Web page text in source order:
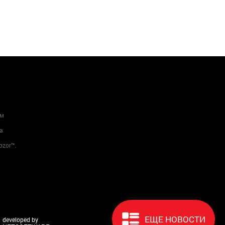
ЕЩЕ НОВОСТИ
developed by